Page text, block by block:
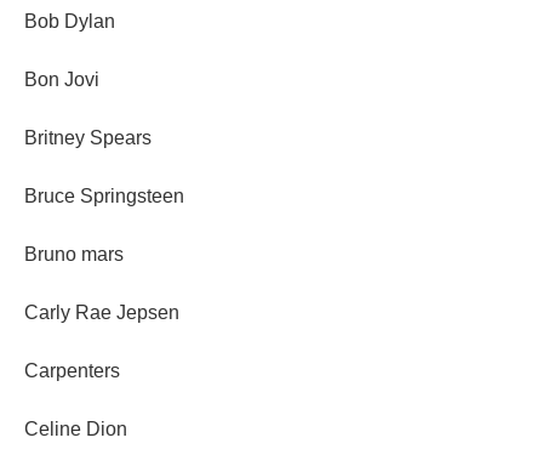
Bob Dylan
Bon Jovi
Britney Spears
Bruce Springsteen
Bruno mars
Carly Rae Jepsen
Carpenters
Celine Dion